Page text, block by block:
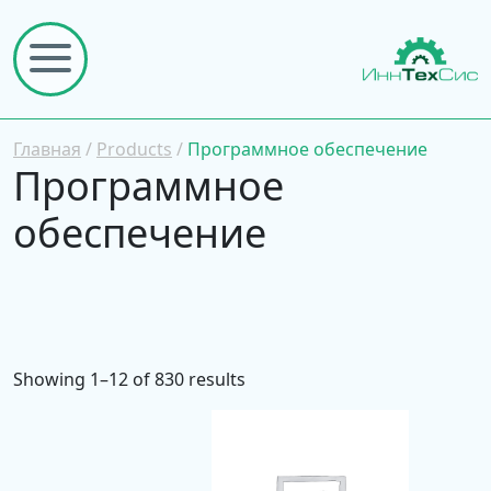
Главная / Products / Программное обеспечение
Программное
обеспечение
Showing 1–12 of 830 results